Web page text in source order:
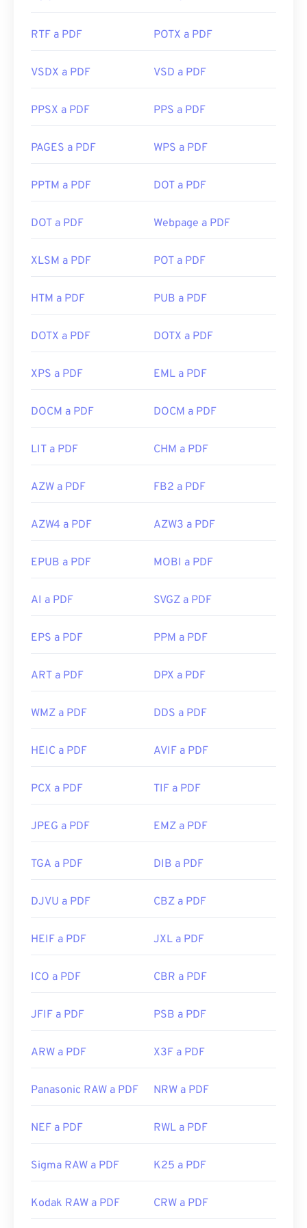
RTF a PDF POTX a PDF
VSDX a PDF VSD a PDF
PPSX a PDF PPS a PDF
PAGES a PDF WPS a PDF
PPTM a PDF DOT a PDF
DOT a PDF Webpage a PDF
XLSM a PDF POT a PDF
HTM a PDF PUB a PDF
DOTX a PDF DOTX a PDF
XPS a PDF EML a PDF
DOCM a PDF DOCM a PDF
LIT a PDF CHM a PDF
AZW a PDF FB2 a PDF
AZW4 a PDF AZW3 a PDF
EPUB a PDF MOBI a PDF
AI a PDF SVGZ a PDF
EPS a PDF PPM a PDF
ART a PDF DPX a PDF
WMZ a PDF DDS a PDF
HEIC a PDF AVIF a PDF
PCX a PDF TIF a PDF
JPEG a PDF EMZ a PDF
TGA a PDF DIB a PDF
DJVU a PDF CBZ a PDF
HEIF a PDF JXL a PDF
ICO a PDF CBR a PDF
JFIF a PDF PSB a PDF
ARW a PDF X3F a PDF
Panasonic RAW a PDF NRW a PDF
NEF a PDF RWL a PDF
Sigma RAW a PDF K25 a PDF
Kodak RAW a PDF CRW a PDF